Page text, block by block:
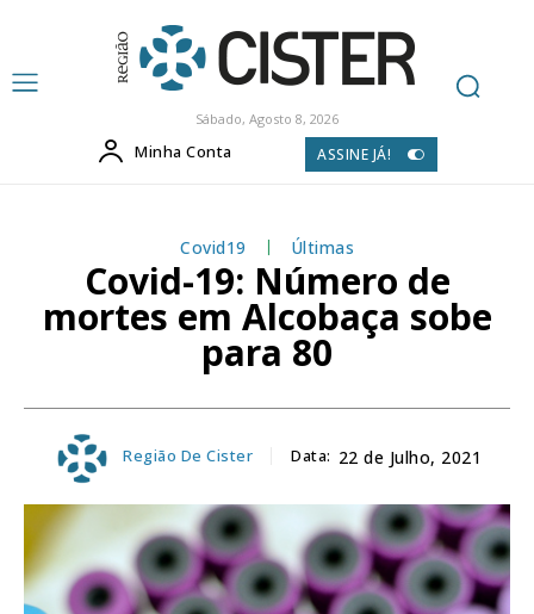
Sábado, Agosto 8, 2026
Minha Conta ASSINE JÁ!
Covid19 Últimas
Covid-19: Número de
mortes em Alcobaça sobe
para 80
Região De Cister Data: 22 de Julho, 2021